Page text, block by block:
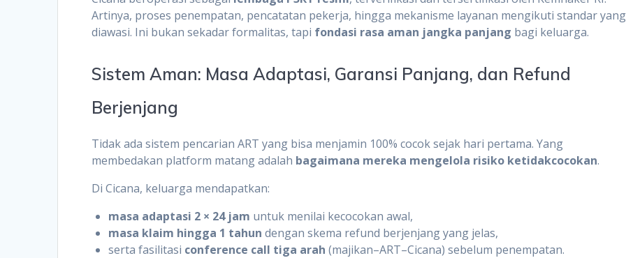
Artinya, proses penempatan, pencatatan pekerja, hingga mekanisme layanan mengikuti standar yang
diawasi. Ini bukan sekadar formalitas, tapi fondasi rasa aman jangka panjang bagi keluarga.
Sistem Aman: Masa Adaptasi, Garansi Panjang, dan Refund
Berjenjang
Tidak ada sistem pencarian ART yang bisa menjamin 100% cocok sejak hari pertama. Yang
membedakan platform matang adalah bagaimana mereka mengelola risiko ketidakcocokan.
Di Cicana, keluarga mendapatkan:
masa adaptasi 2 × 24 jam untuk menilai kecocokan awal,
masa klaim hingga 1 tahun dengan skema refund berjenjang yang jelas,
serta fasilitasi conference call tiga arah (majikan–ART–Cicana) sebelum penempatan.